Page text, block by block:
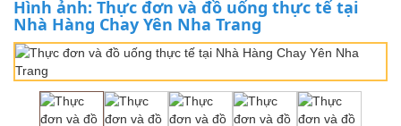
Hình ảnh: Thực đơn và đồ uống thực tế tại
Nhà Hàng Chay Yên Nha Trang